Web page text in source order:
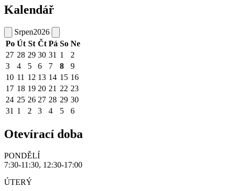
Kalendář
Srpen2026
Po Út St Čt Pá So Ne
27 28 29 30 31 1
2
3
4 5 6 7 8
9
10 11 12 13 14 15 16
17 18 19 20 21 22 23
24 25 26 27 28 29 30
31 1 2 3 4 5 6
Otevírací doba
PONDĚLÍ
7:30-11:30, 12:30-17:00
ÚTERÝ